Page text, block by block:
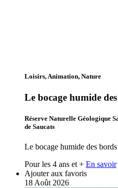
Loisirs, Animation, Nature
Le bocage humide
Réserve Naturelle Géologique
de Saucats
Le bocage humide des
Pour les 4 ans et + En savoir
Ajouter aux favoris
18 Août 2026